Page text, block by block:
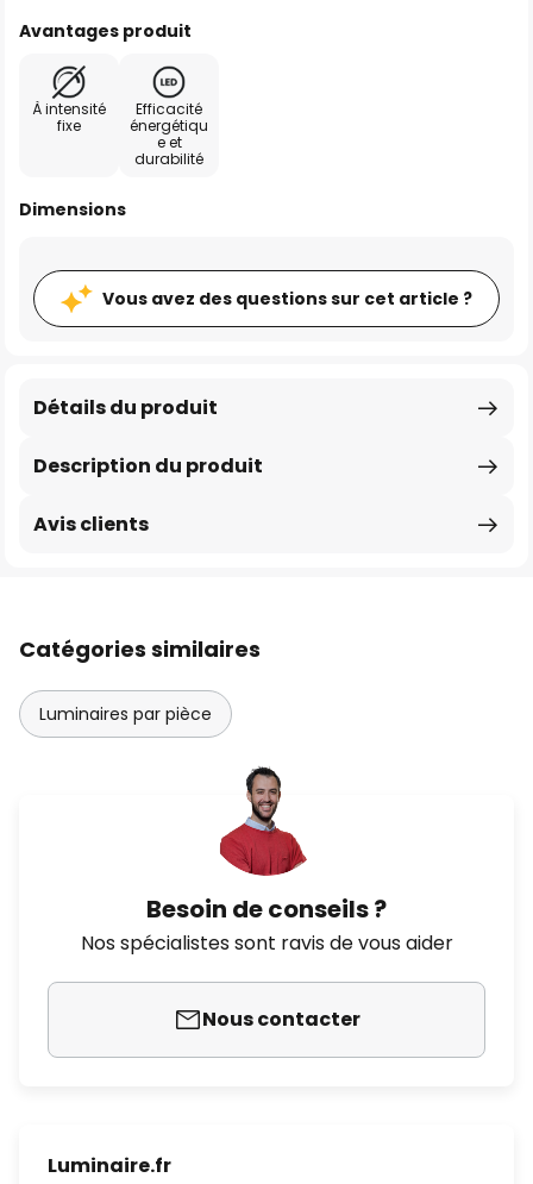
Avantages produit
À intensité
fixe
Efficacité
énergétiqu
e et
durabilité
Dimensions
Vous avez des questions sur cet article ?
Description du produit
Détails du produit
Avis clients
Catégories similaires
Luminaires par pièce
Besoin de conseils ?
Nos spécialistes sont ravis de vous aider
Nous contacter
Luminaire.fr